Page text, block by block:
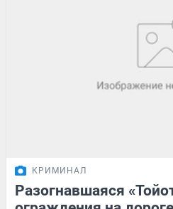
КРИМИНАЛ
Разогнавшаяся